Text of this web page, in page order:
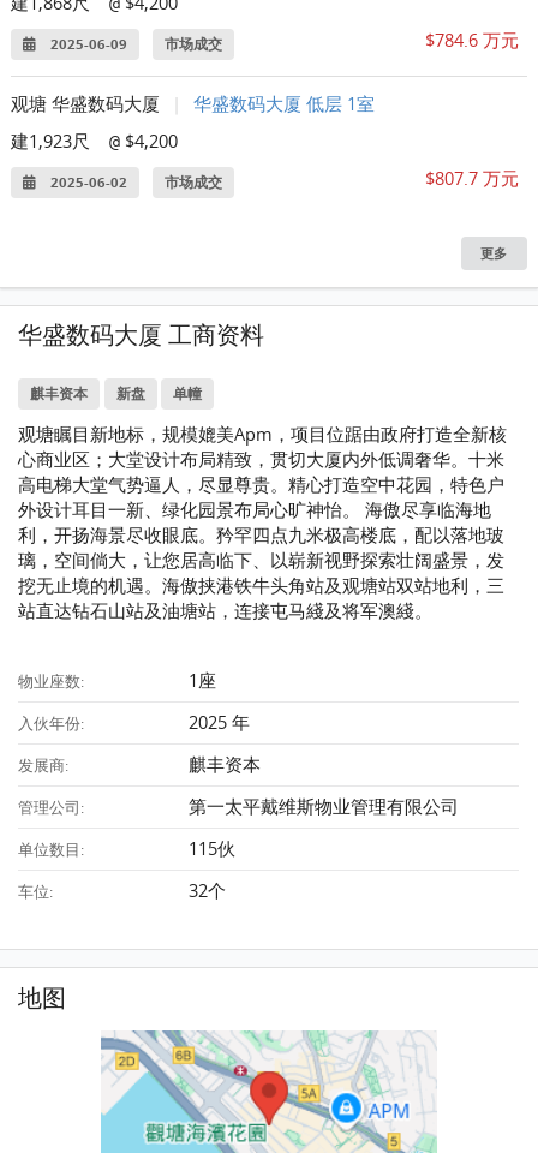
2025-06-09 市场成交 $784.6 万元
观塘 华盛数码大厦
华盛数码大厦 低层 1室
建1,923尺
@ $4,200
2025-06-02 市场成交 $807.7 万元
更多
华盛数码大厦 工商资料
麒丰资本 新盘 单幢
观塘瞩目新地标，规模媲美Apm，项目位踞由政府打造全新核
心商业区；大堂设计布局精致，贯切大厦内外低调奢华。十米
高电梯大堂气势逼人，尽显尊贵。精心打造空中花园，特色户
外设计耳目一新、绿化园景布局心旷神怡。 海傲尽享临海地
利，开扬海景尽收眼底。矜罕四点九米极高楼底，配以落地玻
璃，空间倘大，让您居高临下、以崭新视野探索壮阔盛景，发
挖无止境的机遇。海傲挟港铁牛头角站及观塘站双站地利，三
站直达钻石山站及油塘站，连接屯马綫及将军澳綫。
物业座数: 1座
入伙年份: 2025 年
发展商: 麒丰资本
管理公司: 第一太平戴维斯物业管理有限公司
单位数目: 115伙
车位: 32个
地图